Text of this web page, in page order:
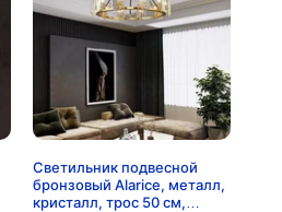
Светильник подвесной
бронзовый Alarice, металл,
кристалл, трос 50 см,